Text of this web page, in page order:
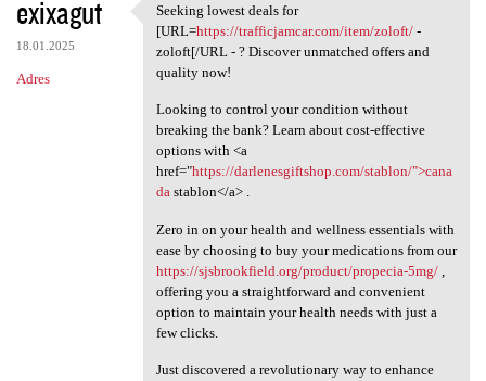
exixagut
18.01.2025
Adres
Seeking lowest deals for [URL
Seeking lowest deals for
[URL=https://trafficjamcar.com/item/zoloft/-
zoloft[/URL - ? Discover unmatched offers and
quality now!
Looking to control your condition without
breaking the bank? Learn about cost-effective
options with <a
href="https://darlenesgiftshop.com/stablon/">cana
dastablon</a> .
Zero in on your health and wellness essentials with
ease by choosing to buy your medications from our
https://sjsbrookfield.org/product/propecia-5mg/,
offering you a straightforward and convenient
option to maintain your health needs with just a
few clicks.
Just discovered a revolutionary way to enhance